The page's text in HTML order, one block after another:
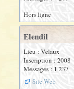
Hors ligne
Elendil
Lieu : Velaux
Inscription : 2008
Messages : 1 237
Site Web